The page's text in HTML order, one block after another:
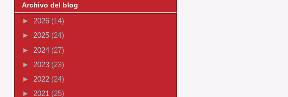
Archivo del blog
► 2026 (14)
► 2025 (24)
► 2024 (27)
► 2023 (23)
► 2022 (24)
► 2021 (25)